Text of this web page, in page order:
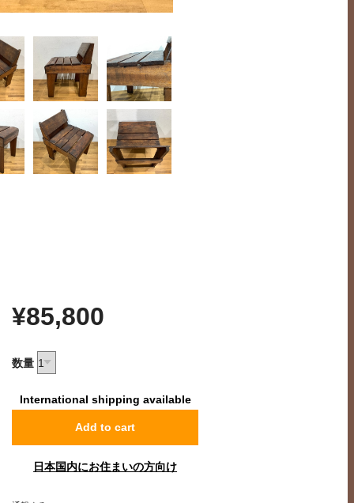
¥85,800
数量
International shipping available
Add to cart
日本国内にお住まいの方向け